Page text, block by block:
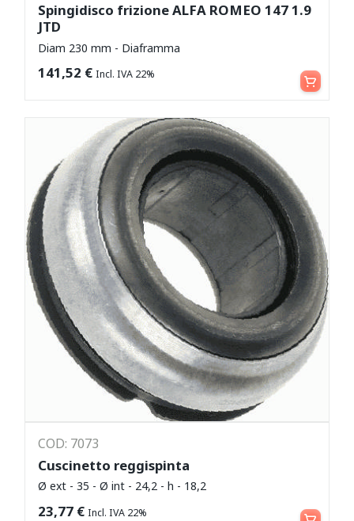
Spingidisco frizione ALFA ROMEO 147 1.9
JTD
Diam 230 mm - Diaframma
141,52 € Incl. IVA 22% Aggiungi al carrello
COD: 7073
Cuscinetto reggispinta
Ø ext - 35 - Ø int - 24,2 - h - 18,2
23,77 € Incl. IVA 22% Aggiungi al carrello